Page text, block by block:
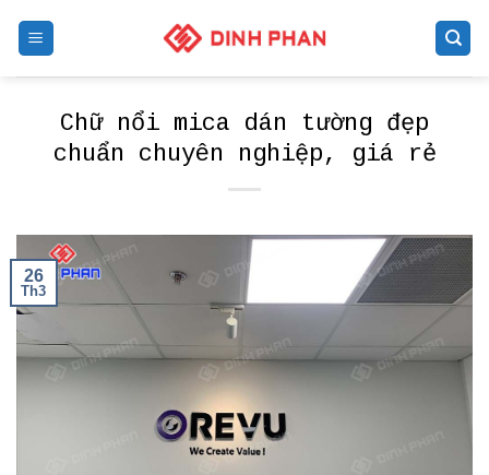
Chữ nổi mica dán tường đẹp
chuẩn chuyên nghiệp, giá rẻ
26
Th3